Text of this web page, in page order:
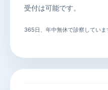
受付は可能です。
365日、年中無休で診察していま